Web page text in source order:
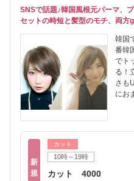
SNSで話題♪韓国風根元パーマ、
セットの時短と髪型のモチ、両
韓国
番韓
でト
る！
さも
にお
新
規
カット
10時～19時
カット 4000